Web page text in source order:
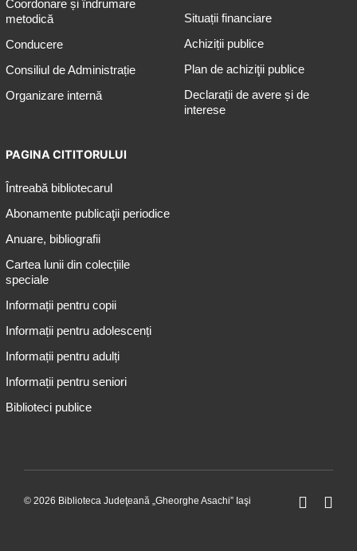
Coordonare și îndrumare
metodică
Conducere
Consiliul de Administrație
Organizare internă
Situații financiare
Achiziții publice
Plan de achiziţii publice
Declarații de avere și de
interese
PAGINA CITITORULUI
Întreabă bibliotecarul
Abonamente publicaţii periodice
Anuare, bibliografii
Cartea lunii din colecțiile
speciale
Informații pentru copii
Informații pentru adolescenți
Informații pentru adulți
Informații pentru seniori
Biblioteci publice
© 2026 Biblioteca Judeţeană „Gheorghe Asachi” Iaşi